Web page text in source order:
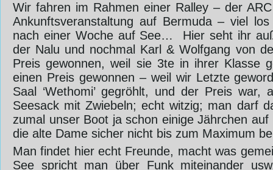
Wir fahren im Rahmen einer Ralley – der
Ankunftsveranstaltung auf Bermuda – viel
nach einer Woche auf See… ‎ ‎Hier seht ihr
der Nalu und nochmal Karl & Wolfgang von
Preis gewonnen, weil sie 3te in ihrer Klasse
einen Preis gewonnen – weil wir Letzte
Saal ‘Wethomi’ gegröhlt, und der Preis war,
Seesack mit Zwiebeln; echt witzig; man darf
zumal unser Boot ja schon einige Jährchen
die alte Dame sicher nicht bis zum Maximum
Man findet hier echt Freunde, macht was
See spricht man über Funk miteinander